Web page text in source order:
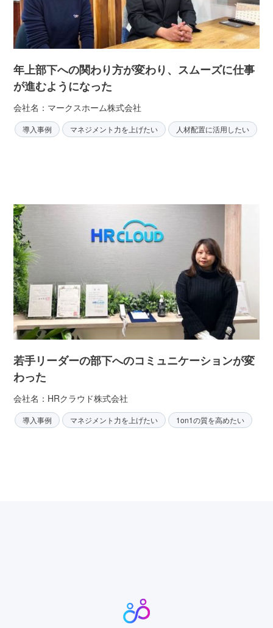
年上部下への関わり方が変わり、スムーズに仕事
が進むようになった
会社名：マークスホーム株式会社
導入事例 マネジメント力を上げたい 人材配置に活用したい
若手リーダーの部下へのコミュニケーションが変
わった
会社名：HRクラウド株式会社
導入事例 マネジメント力を上げたい 1on1の質を高めたい